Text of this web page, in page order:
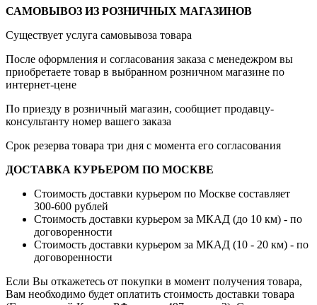
САМОВЫВОЗ ИЗ РОЗНИЧНЫХ МАГАЗИНОВ
Существует услуга самовывоза товара
После оформления и согласования заказа с менедежром вы
приобретаете товар в выбранном розничном магазине по
интернет-цене
По приезду в розничный магазин, сообщиет продавцу-
консультанту номер вашего заказа
Срок резерва товара три дня с момента его согласования
ДОСТАВКА КУРЬЕРОМ ПО МОСКВЕ
Стоимость доставки курьером по Москве составляет
300-600 рублей
Стоимость доставки курьером за МКАД (до 10 км) - по
договоренности
Стоимость доставки курьером за МКАД (10 - 20 км) - по
договоренности
Если Вы откажетесь от покупки в момент получения товара,
Вам необходимо будет оплатить стоимость доставки товара